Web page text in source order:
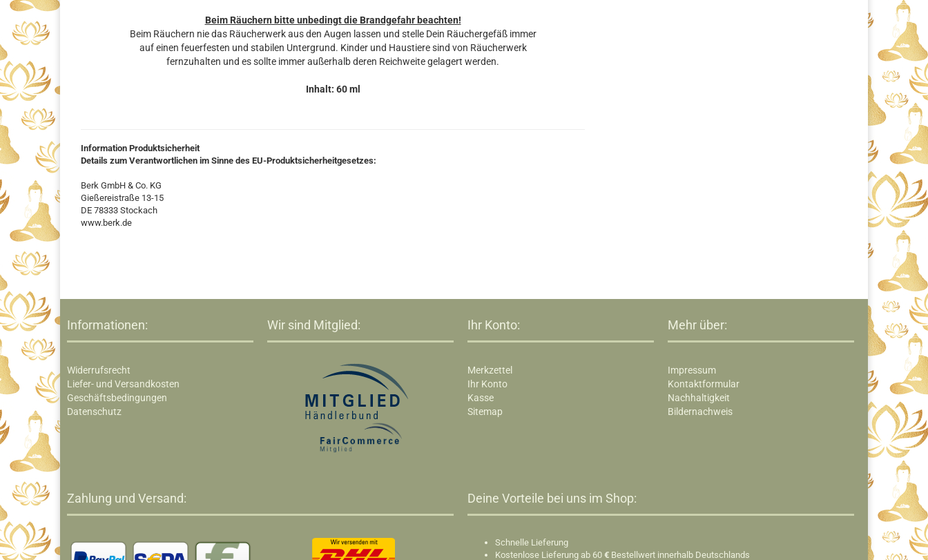
Beim Räuchern bitte unbedingt die Brandgefahr beachten!
Beim Räuchern nie das Räucherwerk aus den Augen lassen und stelle Dein Räuchergefäß immer
auf einen feuerfesten und stabilen Untergrund. Kinder und Haustiere sind von Räucherwerk
fernzuhalten und es sollte immer außerhalb deren Reichweite gelagert werden.
Inhalt: 60 ml
Information Produktsicherheit
Details zum Verantwortlichen im Sinne des EU-Produktsicherheitgesetzes:
Berk GmbH & Co. KG
Gießereistraße 13-15
DE 78333 Stockach
www.berk.de
Informationen:
Widerrufsrecht
Liefer- und Versandkosten
Geschäftsbedingungen
Datenschutz
Wir sind Mitglied: Ihr Konto:
Merkzettel
Ihr Konto
Kasse
Sitemap
Mehr über:
Impressum
Kontaktformular
Nachhaltigkeit
Bildernachweis
Zahlung und Versand: Deine Vorteile bei uns im Shop:​
Schnelle Lieferung
Kostenlose Lieferung ab 60 € Bestellwert innerhalb Deutschlands